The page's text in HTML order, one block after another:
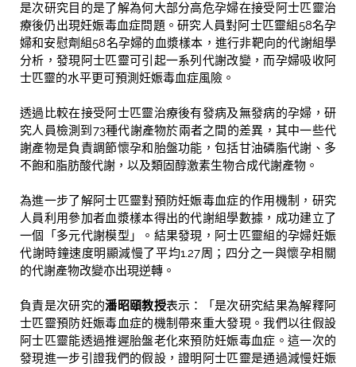
是次研究目的是了解為何大部分高危孕婦在接受阿士匹靈治
療後仍出現妊娠毒血症問題。研究人員對阿士匹靈組58名孕
婦和安慰劑組58名孕婦的血漿樣本，進行非靶向的代謝組學
分析，發現阿士匹靈可引起一系列代謝改變，而孕婦吸收阿
士匹靈的水平更可預測妊娠毒血症風險。
透過比較在接受阿士匹靈治療後有發病及無發病的孕婦，研
究人員檢測到73種代謝產物於兩者之間的差異，其中一些代
謝產物是負責調節懷孕和胎盤功能，包括甘油磷脂代謝、多
不飽和脂肪酸代謝，以及類固醇激素生物合成代謝產物。
為進一步了解阿士匹靈對預防妊娠毒血症的作用機制，研究
人員利用參加者血漿樣本得出的代謝組學數據，成功建立了
一個「多元代謝模型」。結果發現，阿士匹靈組的孕婦妊娠
代謝時鐘速度明顯減慢了平均1.27周；四分之一與懷孕相關
的代謝產物改變亦出現逆轉。
負責是次研究的潘昭頤教授表示：「是次研究結果為解釋阿
士匹靈預防妊娠毒血症的機制帶來重大發現。我們以往假設
阿士匹靈能透過推遲胎盤老化來預防妊娠毒血症。這一次的
發現進一步引證我們的假設，證明阿士匹靈是通過減慢妊娠